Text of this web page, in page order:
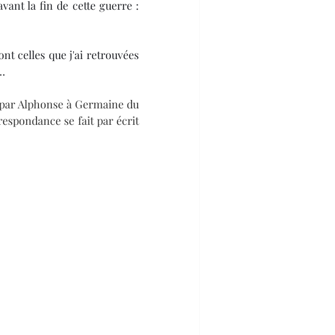
la fin de cette guerre :
celles que j'ai retrouvées
Alphonse à Germaine du
se fait par écrit